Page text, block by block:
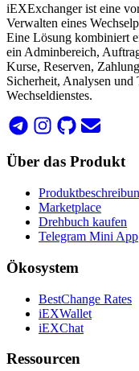
iEXExchanger ist eine
Verwalten eines
Eine Lösung kombiniert
ein Adminbereich,
Kurse, Reserven,
Sicherheit, Analysen und
Wechseldienstes.
Über das Produkt
Marketplace
Drehbuch kaufen
Telegram Mini App
Ökosystem
BestChange Rates
iEXWallet
iEXChat
Ressourcen